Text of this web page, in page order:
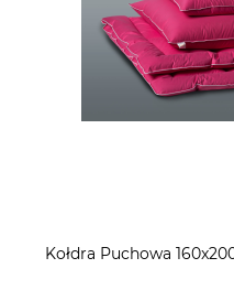
Kołdra Puchowa